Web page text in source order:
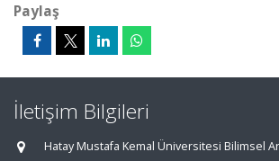
Paylaş
İletişim Bilgileri
Hatay Mustafa Kemal Üniversitesi Bilimsel